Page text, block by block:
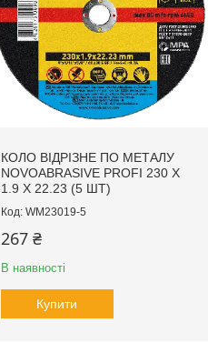
КОЛО ВІДРІЗНЕ ПО МЕТАЛУ
NOVOABRASIVE PROFI 230 X
1.9 X 22.23 (5 ШТ)
WM23019-5
267 ₴
В наявності
Купити